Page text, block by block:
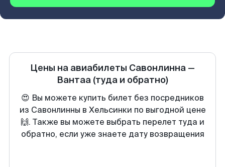
Цены на авиабилеты Савонлинна —
Вантаа (туда и обратно)
😍 Вы можете купить билет без посредников
из Савонлинны в Хельсинки по выгодной цене
🙌. Также вы можете выбрать перелет туда и
обратно, если уже знаете дату возвращения